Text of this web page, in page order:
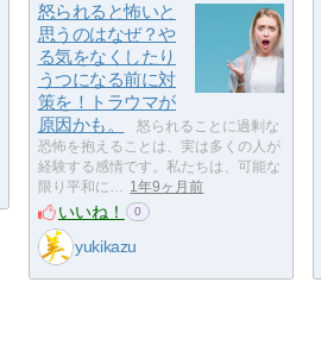
怒られると怖いと
思うのはなぜ？や
る気をなくしたり
うつになる前に対
策を！トラウマが
原因かも。
怒られることに過剰な
恐怖を抱えることは、実は多くの人が
経験する感情です。私たちは、可能な
限り平和に… 1年9ヶ月前
いいね！ 0
yukikazu